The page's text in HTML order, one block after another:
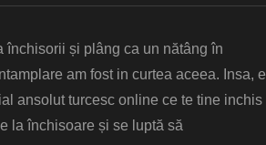
închisorii și plâng ca un nătâng în
am fost in curtea aceea. Insa, e
ansolut turcesc online ce te tine inchis
la închisoare și se luptă să